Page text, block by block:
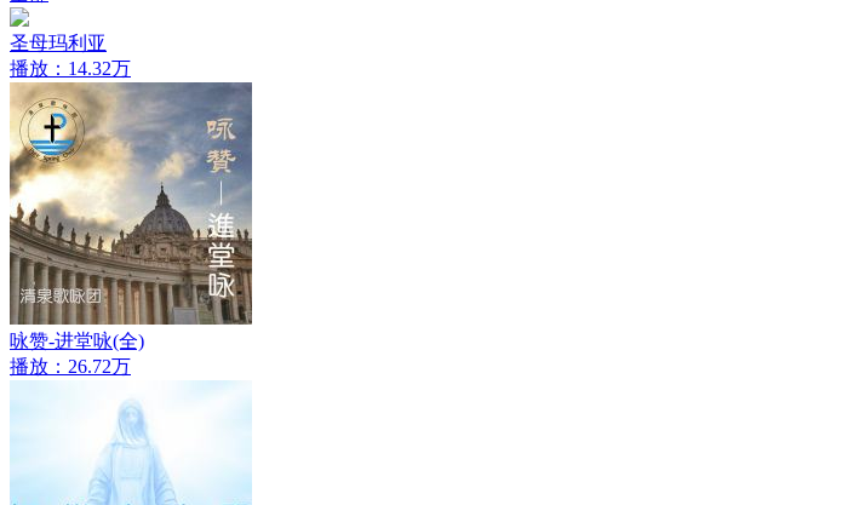
圣母玛利亚
播放：14.32万
咏赞-进堂咏(全)
播放：26.72万